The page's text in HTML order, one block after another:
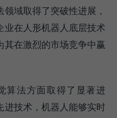
域取得了突破性进展，
业在人形机器人底层技术
其在激烈的市场竞争中赢
算法方面取得了显著进
进技术，机器人能够实时